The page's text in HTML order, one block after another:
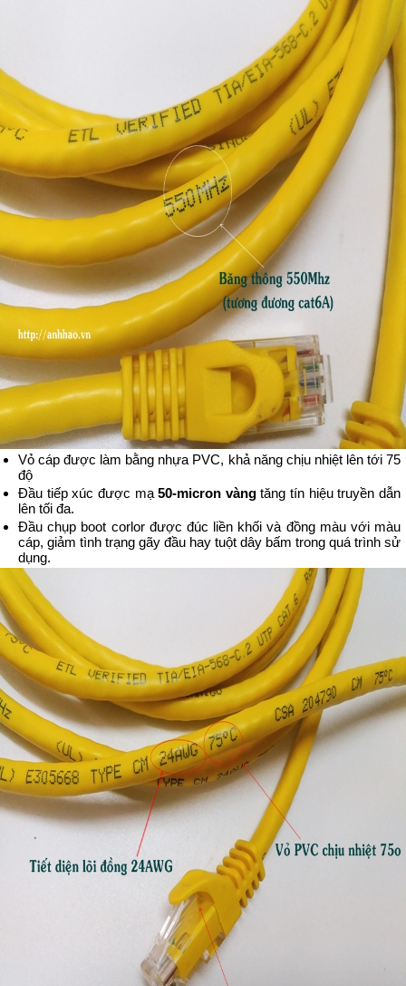
Vỏ cáp được làm bằng nhựa PVC, khả năng chịu nhiệt lên tới 75
độ
Đầu tiếp xúc được mạ50-micron vàngtăng tín hiệu truyền dẫn
lên tối đa.
Đầu chụp boot corlor được đúc liền khối và đồng màu với màu
cáp, giảm tình trạng gãy đầu hay tuột dây bấm trong quá trình sử
dụng.